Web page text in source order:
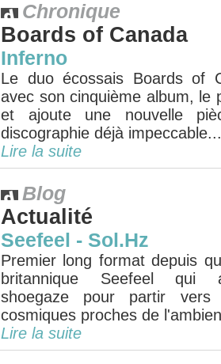
Chronique
Boards of Canada
Inferno
Le duo écossais Boards of
avec son cinquième album, le
et ajoute une nouvelle
discographie déjà
Lire la suite
Blog
Actualité
Seefeel - Sol.Hz
Premier long format depuis
britannique Seefeel qui
shoegaze pour partir
cosmiques proches de
Lire la suite